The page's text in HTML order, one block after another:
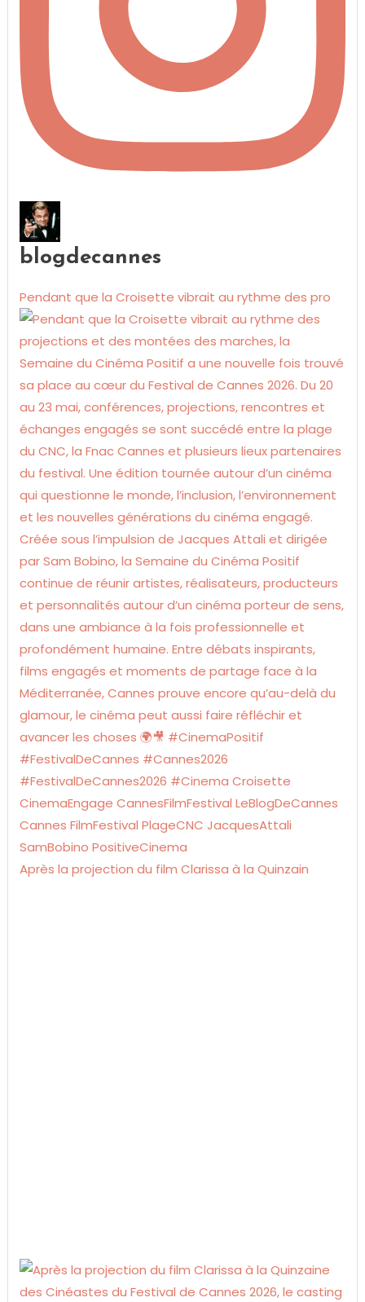
blogdecannes
Pendant que la Croisette vibrait au rythme des pro
Après la projection du film Clarissa à la Quinzain